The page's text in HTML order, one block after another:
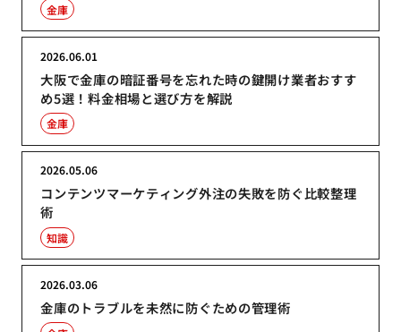
金庫
大阪で金庫の暗証番号を忘れた時の鍵開け業者おすす
め5選！料金相場と選び方を解説
2026.06.01
金庫
コンテンツマーケティング外注の失敗を防ぐ比較整理
術
2026.05.06
知識
金庫のトラブルを未然に防ぐための管理術
2026.03.06